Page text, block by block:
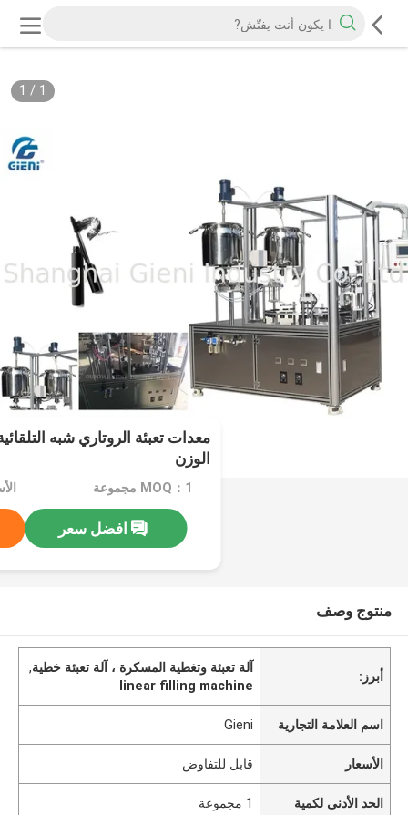
1
/
1
معدات تعبئة الروتاري شبه
الوزن
MOQ：1 مجموعة
افضل سعر
منتوج وصف
أبرز:
آلة تعبئة وتغطية المسكرة ، آلة تعبئة خطية,
linear filling machine
اسم العلامة التجارية Gieni
الأسعار قابل للتفاوض
الحد الأدنى لكمية 1 مجموعة